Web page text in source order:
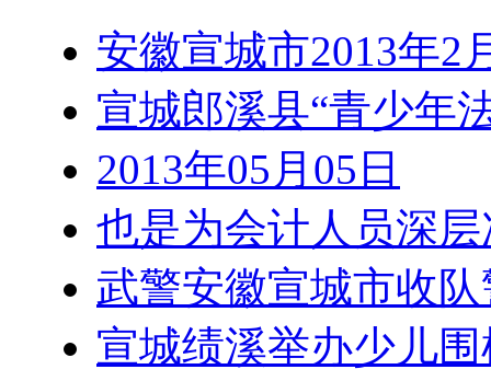
安徽宣城市2013年2
宣城郎溪县“青少年
2013年05月05日
也是为会计人员深
武警安徽宣城市收
宣城绩溪举办少儿